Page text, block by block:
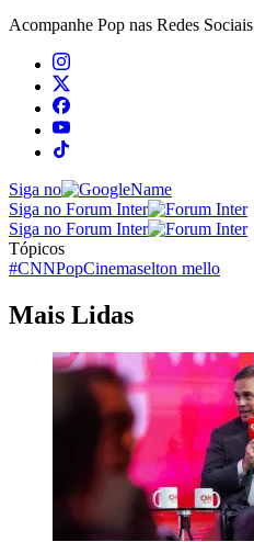
Acompanhe Pop nas Redes Sociais
Siga no
Siga no Forum Inter
Siga no Forum Inter
Tópicos
#CNNPopCinemaselton mello
Mais Lidas